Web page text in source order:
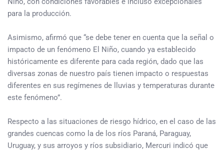
para la producción.
Asimismo, afirmó que “se debe tener en cuenta que la señal o
impacto de un fenómeno El Niño, cuando ya establecido
históricamente es diferente para cada región, dado que las
diversas zonas de nuestro país tienen impacto o respuestas
diferentes en sus regímenes de lluvias y temperaturas durante
este fenómeno”.
Respecto a las situaciones de riesgo hídrico, en el caso de las
grandes cuencas como la de los ríos Paraná, Paraguay,
Uruguay, y sus arroyos y ríos subsidiario, Mercuri indicó que